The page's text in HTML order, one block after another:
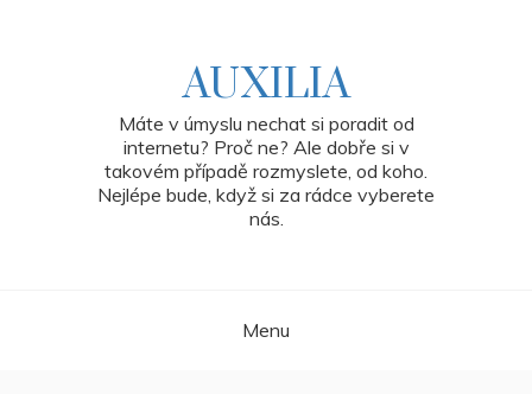
AUXILIA
Máte v úmyslu nechat si poradit od
internetu? Proč ne? Ale dobře si v
takovém případě rozmyslete, od koho.
Nejlépe bude, když si za rádce vyberete
nás.
Menu